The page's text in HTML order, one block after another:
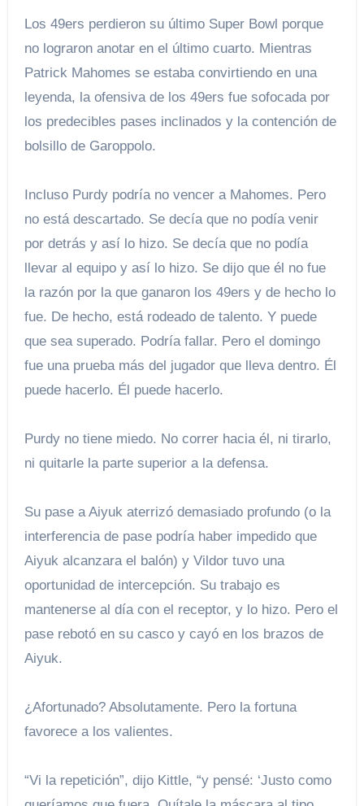
Los 49ers perdieron su último Super Bowl porque
no lograron anotar en el último cuarto. Mientras
Patrick Mahomes se estaba convirtiendo en una
leyenda, la ofensiva de los 49ers fue sofocada por
los predecibles pases inclinados y la contención de
bolsillo de Garoppolo.
Incluso Purdy podría no vencer a Mahomes. Pero
no está descartado. Se decía que no podía venir
por detrás y así lo hizo. Se decía que no podía
llevar al equipo y así lo hizo. Se dijo que él no fue
la razón por la que ganaron los 49ers y de hecho lo
fue. De hecho, está rodeado de talento. Y puede
que sea superado. Podría fallar. Pero el domingo
fue una prueba más del jugador que lleva dentro. Él
puede hacerlo. Él puede hacerlo.
Purdy no tiene miedo. No correr hacia él, ni tirarlo,
ni quitarle la parte superior a la defensa.
Su pase a Aiyuk aterrizó demasiado profundo (o la
interferencia de pase podría haber impedido que
Aiyuk alcanzara el balón) y Vildor tuvo una
oportunidad de intercepción. Su trabajo es
mantenerse al día con el receptor, y lo hizo. Pero el
pase rebotó en su casco y cayó en los brazos de
Aiyuk.
¿Afortunado? Absolutamente. Pero la fortuna
favorece a los valientes.
“Vi la repetición”, dijo Kittle, “y pensé: ‘Justo como